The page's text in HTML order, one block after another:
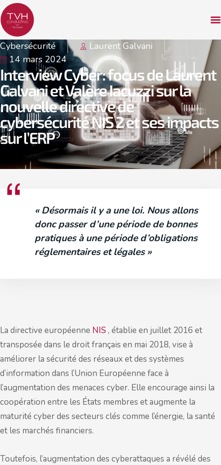
Cybersécurité
Laurent Galvani
14 mars 2024
Interview Cyber : focus de Laurent
Galvani et Valère Iacuzzi sur la
nouvelle directive de
cybersécurité NIS 2 et ses impacts
sur l’ERP
« Désormais il y a une loi. Nous allons
donc passer d’une période de bonnes
pratiques à une période d’obligations
réglementaires et légales »
La directive européenne NIS , établie en juillet 2016 et
transposée dans le droit français en mai 2018, vise à
améliorer la sécurité des réseaux et des systèmes
d’information dans l’Union Européenne face à
l’augmentation des menaces cyber. Elle encourage ainsi la
coopération entre les États membres et augmente la
maturité cyber des secteurs clés comme l’énergie, la santé
et les marchés financiers.
Toutefois, l’augmentation des cyberattaques a révélé des